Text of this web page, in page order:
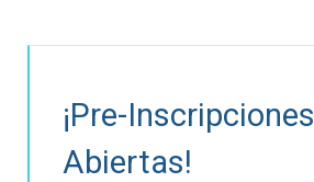
¡Pre-Inscripciones
Abiertas!